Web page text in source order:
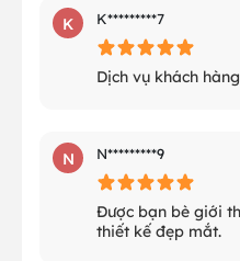
K K*********7
Dịch vụ khách
N N*********9
Được bạn bè giới
thiết kế đẹp mắt.